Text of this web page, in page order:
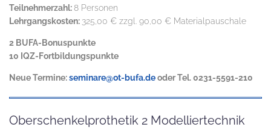
Teilnehmerzahl:8 Personen
Lehrgangskosten: 325,00 € zzgl. 90,00 € Materialpauschale
2 BUFA-Bonuspunkte
10 IQZ-Fortbildungspunkte
Neue Termine:seminare@ot-bufa.deoder Tel. 0231-5591-210
Oberschenkelprothetik 2 Modelliertechnik